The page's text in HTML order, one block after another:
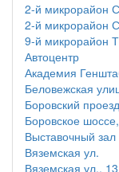
2-й микрорайон
2-й микрорайон
9-й микрорайон
Автоцентр
Академия
Беловежская
Боровский проезд
Боровское
Выставочный зал
Вяземская ул.
Вяземская ул., 13